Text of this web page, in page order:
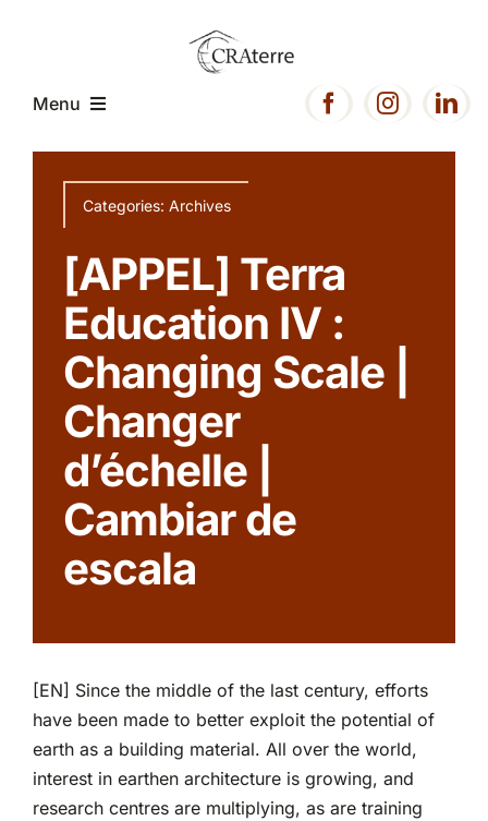
Menu
Accueil
Présentation
Expertise
Ressources
Partenariats
Categories: Archives
[APPEL] Terra
Education IV :
Changing Scale |
Changer
d’échelle |
Cambiar de
escala
[EN] Since the middle of the last century, efforts
have been made to better exploit the potential of
earth as a building material. All over the world,
interest in earthen architecture is growing, and
research centres are multiplying, as are training